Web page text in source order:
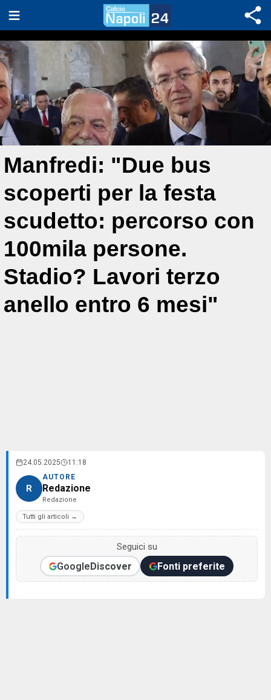
Manfredi: "Due bus
scoperti per la festa
scudetto: percorso con
100mila persone.
Stadio? Lavori terzo
anello entro 6 mesi"
24.05.2025 11:18
R
AUTORE
Redazione
Redazione
Tutti gli articoli →
Seguici su
GoogleDiscover Fonti preferite